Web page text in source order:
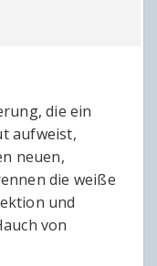
die ein
aufweist,
neuen,
die weiße
und
von